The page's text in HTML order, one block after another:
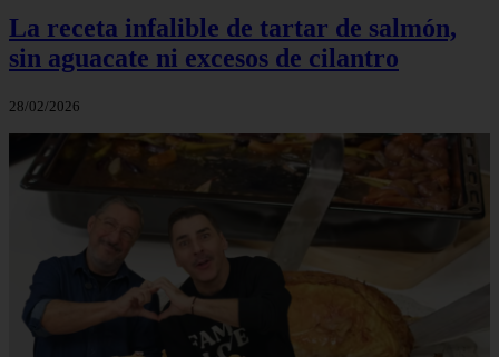
La receta infalible de tartar de salmón,
sin aguacate ni excesos de cilantro
28/02/2026